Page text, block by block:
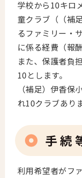
学校から10キロ
童クラブ（（補
るファミリー・
に係る経費（報
また、保護者負
10とします。
（補足）伊香保
れ10クラブあり
手 続
利用希望者がフ